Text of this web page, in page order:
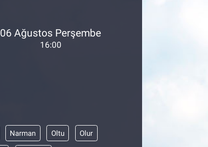
06 Ağustos Perşembe
16:00
Narman Oltu Olur